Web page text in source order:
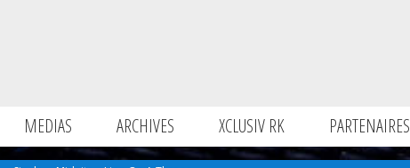
MEDIAS ARCHIVES XCLUSIV RK PARTENAIRES